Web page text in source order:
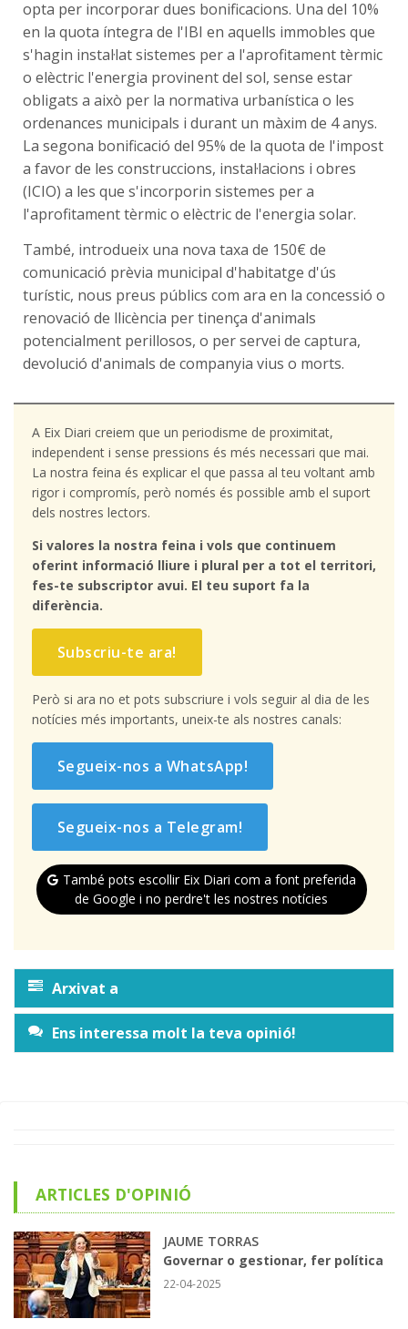
opta per incorporar dues bonificacions. Una del 10%
en la quota íntegra de l'IBI en aquells immobles que
s'hagin instal·lat sistemes per a l'aprofitament tèrmic
o elèctric l'energia provinent del sol, sense estar
obligats a això per la normativa urbanística o les
ordenances municipals i durant un màxim de 4 anys.
La segona bonificació del 95% de la quota de l'impost
a favor de les construccions, instal·lacions i obres
(ICIO) a les que s'incorporin sistemes per a
l'aprofitament tèrmic o elèctric de l'energia solar.
També, introdueix una nova taxa de 150€ de
comunicació prèvia municipal d'habitatge d'ús
turístic, nous preus públics com ara en la concessió o
renovació de llicència per tinença d'animals
potencialment perillosos, o per servei de captura,
devolució d'animals de companyia vius o morts.
A Eix Diari creiem que un periodisme de proximitat,
independent i sense pressions és més necessari que mai.
La nostra feina és explicar el que passa al teu voltant amb
rigor i compromís, però només és possible amb el suport
dels nostres lectors.
Si valores la nostra feina i vols que continuem
oferint informació lliure i plural per a tot el territori,
fes-te subscriptor avui. El teu suport fa la
diferència.
Subscriu-te ara!
Però si ara no et pots subscriure i vols seguir al dia de les
notícies més importants, uneix-te als nostres canals:
Segueix-nos a WhatsApp!
Segueix-nos a Telegram!
També pots escollir Eix Diari com a font preferida
de Google i no perdre't les nostres notícies
Arxivat a
Ens interessa molt la teva opinió!
ARTICLES D'OPINIÓ
JAUME TORRAS
Governar o gestionar, fer política
22-04-2025